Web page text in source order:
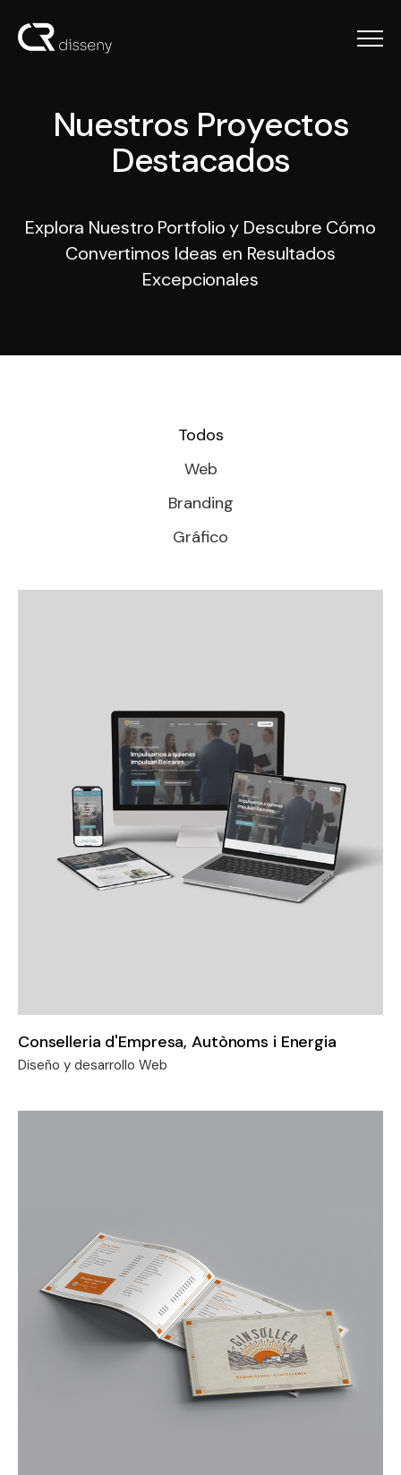
Nuestros Proyectos
Nuestros Proyectos
Destacados
Explora Nuestro Portfolio y Descubre Cómo
Convertimos Ideas en Resultados
Excepcionales
Todos
Web
Branding
Gráfico
Conselleria d'Empresa, Autònoms i Energia
Diseño y desarrollo Web